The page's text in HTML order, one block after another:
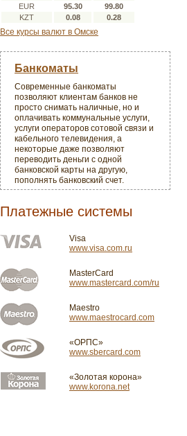
EUR
95.30
99.80
KZT
0.08 0.28
Все курсы валют в Омске
Банкоматы
Современные банкоматы
позволяют клиентам банков не
просто снимать наличные, но и
оплачивать коммунальные услуги,
услуги операторов сотовой связи и
кабельного телевидения, а
некоторые даже позволяют
переводить деньги с одной
банковской карты на другую,
пополнять банковский счет.
Платежные системы
Visa
www.visa.com.ru
MasterCard
www.mastercard.com/ru
Maestro
www.maestrocard.com
«ОРПС»
www.sbercard.com
«Золотая корона»
www.korona.net